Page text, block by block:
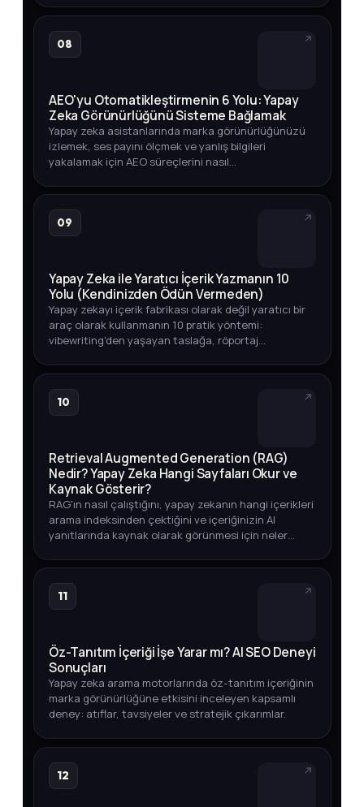
08
AEO'yu Otomatikleştirmenin 6 Yolu: Yapay
Zeka Görünürlüğünü Sisteme Bağlamak
Yapay zeka asistanlarında marka görünürlüğünüzü
izlemek, ses payını ölçmek ve yanlış bilgileri
yakalamak için AEO süreçlerini nasıl
09
Yapay Zeka ile Yaratıcı İçerik Yazmanın 10
Yolu (Kendinizden Ödün Vermeden)
Yapay zekayı içerik fabrikası olarak değil yaratıcı bir
araç olarak kullanmanın 10 pratik yöntemi:
vibewriting'den yaşayan taslağa, röportaj
10
Retrieval Augmented Generation (RAG)
Nedir? Yapay Zeka Hangi Sayfaları Okur ve
Kaynak Gösterir?
RAG'ın nasıl çalıştığını, yapay zekanın hangi içerikleri
arama indeksinden çektiğini ve içeriğinizin AI
yanıtlarında kaynak olarak görünmesi için neler
11
Öz-Tanıtım İçeriği İşe Yarar mı? AI SEO Deneyi
Sonuçları
Yapay zeka arama motorlarında öz-tanıtım içeriğinin
marka görünürlüğüne etkisini inceleyen kapsamlı
deney: atıflar, tavsiyeler ve stratejik çıkarımlar.
12